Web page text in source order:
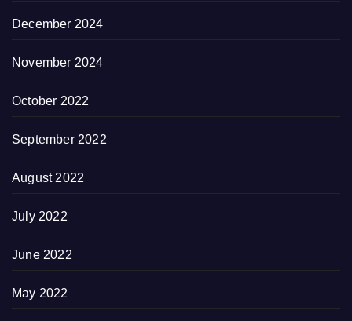
December 2024
November 2024
October 2022
September 2022
August 2022
July 2022
June 2022
May 2022